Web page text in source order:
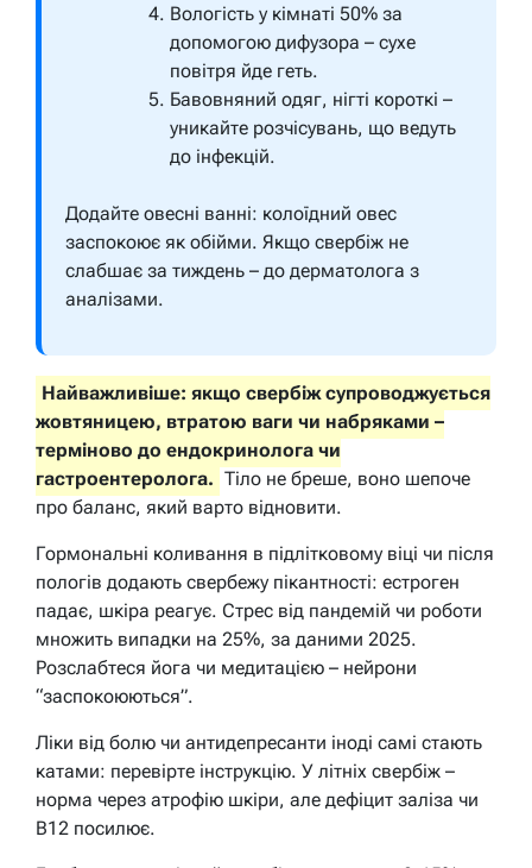
Вологість у кімнаті 50% за
допомогою дифузора – сухе
повітря йде геть.
Бавовняний одяг, нігті короткі –
уникайте розчісувань, що ведуть
до інфекцій.
Додайте овесні ванні: колоїдний овес
заспокоює як обійми. Якщо свербіж не
слабшає за тиждень – до дерматолога з
аналізами.
Найважливіше: якщо свербіж супроводжується
жовтяницею, втратою ваги чи набряками –
терміново до ендокринолога чи
гастроентеролога. Тіло не бреше, воно шепоче
про баланс, який варто відновити.
Гормональні коливання в підлітковому віці чи після
пологів додають свербежу пікантності: естроген
падає, шкіра реагує. Стрес від пандемій чи роботи
множить випадки на 25%, за даними 2025.
Розслабтеся йога чи медитацією – нейрони
“заспокоюються”.
Ліки від болю чи антидепресанти іноді самі стають
катами: перевірте інструкцію. У літніх свербіж –
норма через атрофію шкіри, але дефіцит заліза чи
B12 посилює.